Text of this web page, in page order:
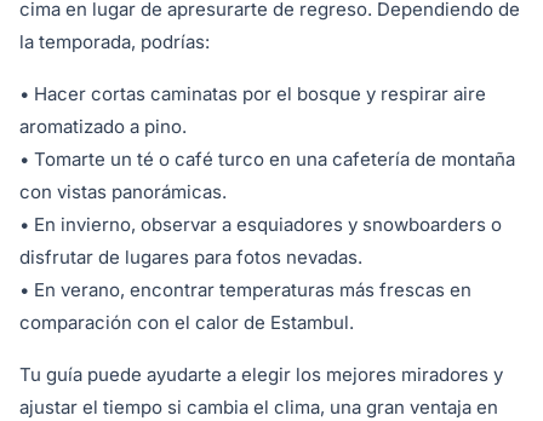
cima en lugar de apresurarte de regreso. Dependiendo de
la temporada, podrías:
• Hacer cortas caminatas por el bosque y respirar aire
aromatizado a pino.
• Tomarte un té o café turco en una cafetería de montaña
con vistas panorámicas.
• En invierno, observar a esquiadores y snowboarders o
disfrutar de lugares para fotos nevadas.
• En verano, encontrar temperaturas más frescas en
comparación con el calor de Estambul.
Tu guía puede ayudarte a elegir los mejores miradores y
ajustar el tiempo si cambia el clima, una gran ventaja en